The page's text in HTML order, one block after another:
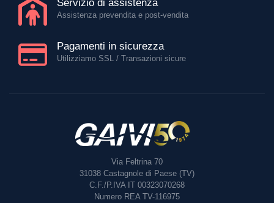
Servizio di assistenza
Assistenza prevendita e post-vendita
Pagamenti in sicurezza
Utilizziamo SSL / Transazioni sicure
Via Feltrina 70
31038 Castagnole di Paese (TV)
C.F./P.IVA IT 00323070268
Numero REA TV-116975